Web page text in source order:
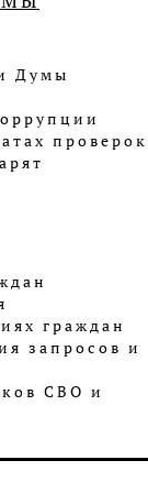
Думы
проверок
граждан
запросов и
СВО и